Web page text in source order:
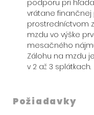
podporu pri
vrátane
prostredníctvom
mzdu vo výške
mesačného
Zálohu na mzdu
v 2 až 3 splátkach.
Požiadavky